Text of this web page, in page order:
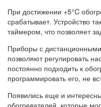
При достижении +5°C
срабатывает. Устройство
таймером, что позволяет
Приборы с
позволяют регулировать
постоянно подходить к
программировать его, не
Появились еще и
обогревателей, которые